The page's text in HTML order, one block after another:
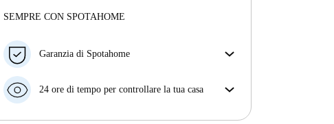
Maggiori informazioni su questo locatore
SEMPRE CON SPOTAHOME
Garanzia di Spotahome
con breve preavviso, noi A) ti pagheremo un hotel e
B) ti rimborseremo totalmente
24 ore di tempo per controllare la tua casa